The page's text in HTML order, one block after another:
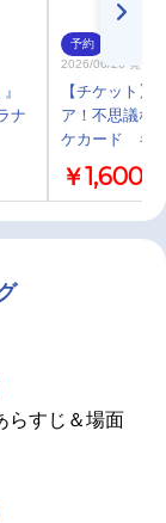
ナ
予約
2026/06/26 発売
【チケット】
ア！不思議な
ケカード キ
￥1,600
らすじ＆場面